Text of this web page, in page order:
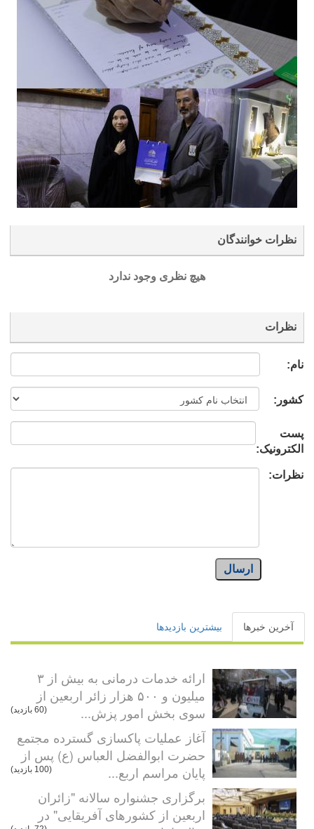
نظرات خوانندگان
هیچ نظری وجود ندارد
نظرات
نام:
کشور:
پست
الکترونیک:
نظرات:
ارسال
آخرین خبرها بیشترین بازدیدها
ارائه خدمات درمانی به بیش از ۳
میلیون و ۵۰۰ هزار زائر اربعین از
سوی بخش امور پزش...
(60 بازدید)
آغاز عملیات پاکسازی گسترده مجتمع
حضرت ابوالفضل العباس (ع) پس از
پایان مراسم اربع...
(100 بازدید)
برگزاری جشنواره سالانه "زائران
اربعین از کشورهای آفریقایی" در